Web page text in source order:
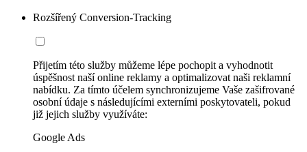
Rozšířený Conversion-Tracking
Přijetím této služby můžeme lépe pochopit a vyhodnotit
úspěšnost naší online reklamy a optimalizovat naši reklamní
nabídku. Za tímto účelem synchronizujeme Vaše zašifrované
osobní údaje s následujícími externími poskytovateli, pokud
již jejich služby využíváte:
Google Ads